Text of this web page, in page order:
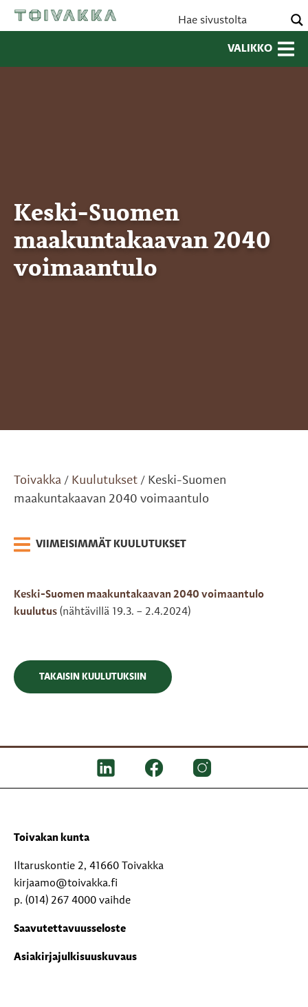
VALIKKO
Keski-Suomen
maakuntakaavan 2040
voimaantulo
Toivakka / Kuulutukset / Keski-Suomen
maakuntakaavan 2040 voimaantulo
VIIMEISIMMÄT KUULUTUKSET
Keski-Suomen maakuntakaavan 2040 voimaantulo
kuulutus (nähtävillä 19.3. – 2.4.2024)
TAKAISIN KUULUTUKSIIN
Toivakan kunta
Iltaruskontie 2, 41660 Toivakka
kirjaamo@toivakka.fi
p. (014) 267 4000 vaihde
Saavutettavuusseloste
Asiakirjajulkisuuskuvaus